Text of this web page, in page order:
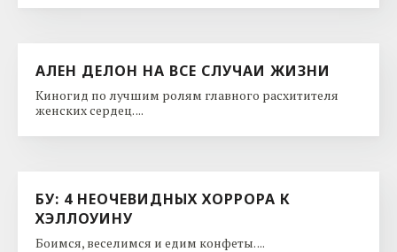
АЛЕН ДЕЛОН НА ВСЕ СЛУЧАИ ЖИЗНИ
Киногид по лучшим ролям главного расхитителя
женских сердец. ...
БУ: 4 НЕОЧЕВИДНЫХ ХОРРОРА К
ХЭЛЛОУИНУ
Боимся, веселимся и едим конфеты. ...